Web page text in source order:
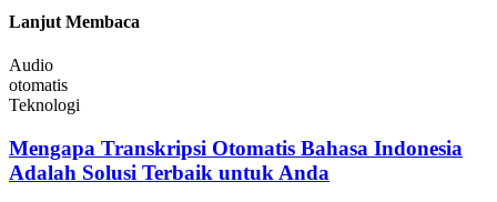
Lanjut Membaca
Audio
otomatis
Teknologi
Mengapa Transkripsi Otomatis Bahasa Indonesia
Adalah Solusi Terbaik untuk Anda